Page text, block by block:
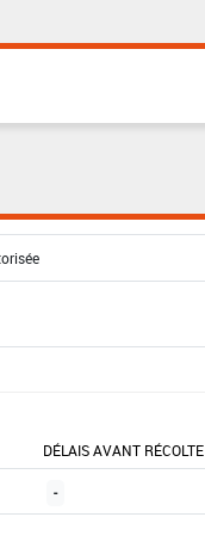
DÉLAIS AVANT RÉCOLTE
-